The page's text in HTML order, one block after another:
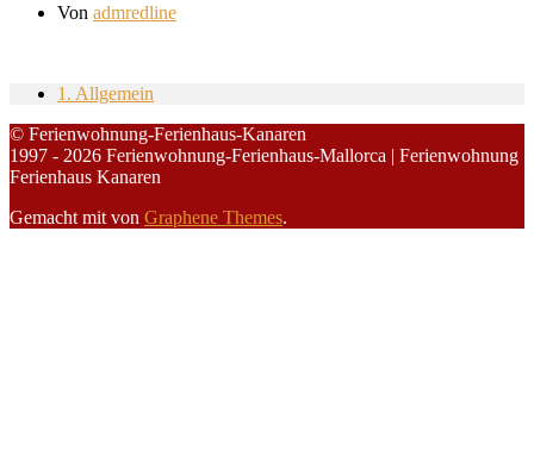
Von admredline
1. Allgemein
© Ferienwohnung-Ferienhaus-Kanaren
1997 - 2026 Ferienwohnung-Ferienhaus-Mallorca | Ferienwohnung
Ferienhaus Kanaren
Gemacht mit von Graphene Themes.